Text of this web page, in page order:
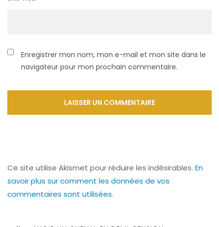
Enregistrer mon nom, mon e-mail et mon site dans le
navigateur pour mon prochain commentaire.
Ce site utilise Akismet pour réduire les indésirables. En
savoir plus sur comment les données de vos
commentaires sont utilisées.